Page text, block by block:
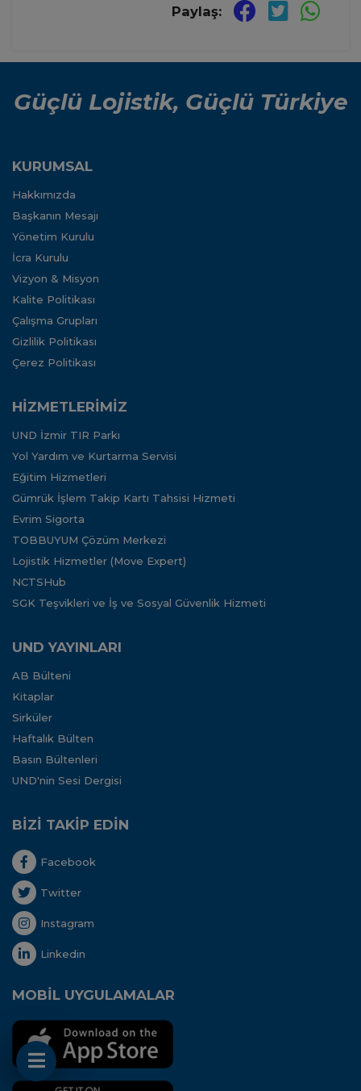
Paylaş:
Güçlü Lojistik, Güçlü Türkiye
KURUMSAL
Hakkımızda
Başkanın Mesajı
Yönetim Kurulu
İcra Kurulu
Vizyon & Misyon
Kalite Politikası
Çalışma Grupları
Gizlilik Politikası
Çerez Politikası
HİZMETLERİMİZ
UND İzmir TIR Parkı
Yol Yardım ve Kurtarma Servisi
Eğitim Hizmetleri
Gümrük İşlem Takip Kartı Tahsisi Hizmeti
Evrim Sigorta
TOBBUYUM Çözüm Merkezi
Lojistik Hizmetler (Move Expert)
NCTSHub
SGK Teşvikleri ve İş ve Sosyal Güvenlik Hizmeti
UND YAYINLARI
AB Bülteni
Kitaplar
Sirküler
Haftalık Bülten
Basın Bültenleri
UND'nin Sesi Dergisi
BİZİ TAKİP EDİN
Facebook
Twitter
Instagram
Linkedin
MOBİL UYGULAMALAR